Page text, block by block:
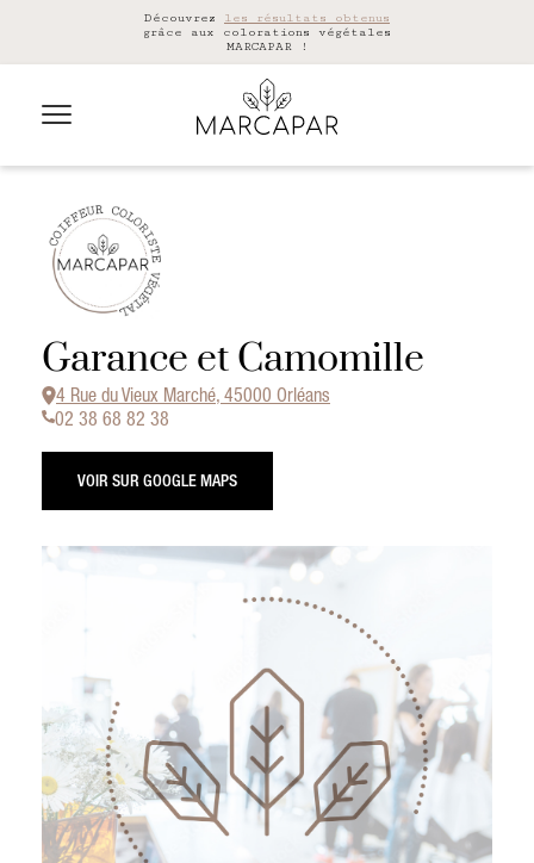
Découvrez les résultats obtenus
grâce aux colorations végétales
MARCAPAR !
Garance et Camomille
4 Rue du Vieux Marché, 45000 Orléans
02 38 68 82 38
VOIR SUR GOOGLE MAPS